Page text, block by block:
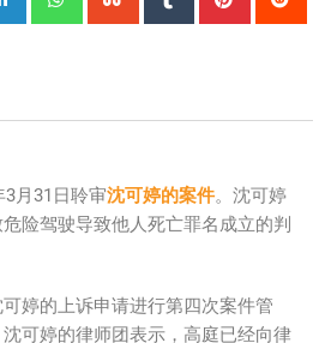
月31日聆审沈可婷的案件。沈可婷
险驾驶导致他人死亡罪名成立的判
婷的上诉申请进行第四次案件管
可婷的律师团表示，高庭已经向律